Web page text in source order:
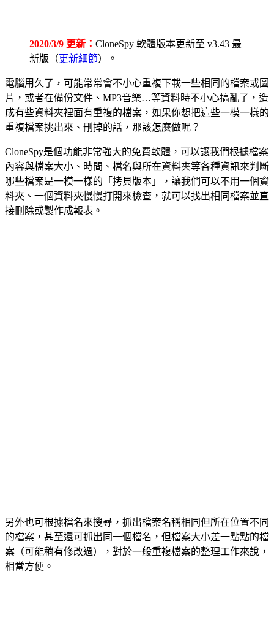
2020/3/9 更新： CloneSpy 軟體版本更新至 v3.43 最
新版（更新細節）。
電腦用久了，可能常常會不小心重複下載一些相同的檔案或圖
片，或者在備份文件、MP3音樂…等資料時不小心搞亂了，造
成有些資料夾裡面有重複的檔案，如果你想把這些一模一樣的
重複檔案挑出來、刪掉的話，那該怎麼做呢？
CloneSpy是個功能非常強大的免費軟體，可以讓我們根據檔案
內容與檔案大小、時間、檔名與所在資料夾等各種資訊來判斷
哪些檔案是一模一樣的「拷貝版本」，讓我們可以不用一個資
料夾、一個資料夾慢慢打開來檢查，就可以找出相同檔案並直
接刪除或製作成報表。
另外也可根據檔名來搜尋，抓出檔案名稱相同但所在位置不同
的檔案，甚至還可抓出同一個檔名，但檔案大小差一點點的檔
案（可能稍有修改過），對於一般重複檔案的整理工作來說，
相當方便。